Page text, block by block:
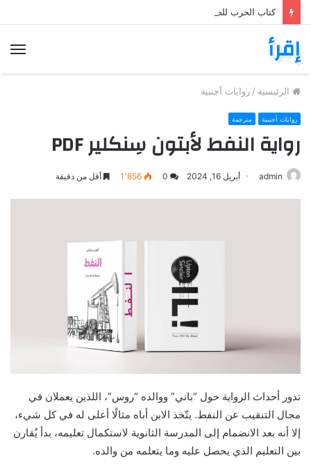
كتاب الحرب للصحفي الشهير بوب وودوارد War: Woodward PDF
إقرأ
الرئيسية / روايات أجنبية
روايات أجنبية مترجمة
رواية النفط لأبتون سِنكلير PDF
admin أبريل 16, 2024 0 1٬856 أقل من دقيقة
تدور أحداث الرواية حول “باني” ووالده “روس”، اللذين يعملان في
مجال التنقيب عن النفط. يتّخذ الابن أباه مثالًا أعلى له في كل شيء،
إلا أنه بعد الانضمام إلى المدرسة الثانوية لاستكمال تعليمه، بدأ يُقارن
بين التعليم الذي يحصل عليه وما يتعلمه من والده.